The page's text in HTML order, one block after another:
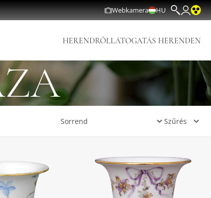
Webkamera HU
HERENDRŐLLÁTOGATÁS HERENDEN
Szűrés